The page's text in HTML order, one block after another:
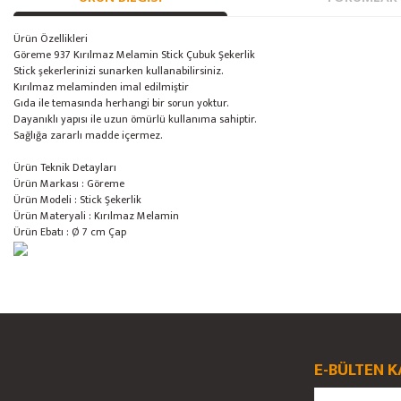
Ürün Özellikleri
Göreme 937 Kırılmaz Melamin Stick Çubuk Şekerlik
Stick şekerlerinizi sunarken kullanabilirsiniz.
Kırılmaz melaminden imal edilmiştir
Gıda ile temasında herhangi bir sorun yoktur.
Dayanıklı yapısı ile uzun ömürlü kullanıma sahiptir.
Sağlığa zararlı madde içermez.
Ürün Teknik Detayları
Ürün Markası : Göreme
Ürün Modeli : Stick Şekerlik
Ürün Materyali : Kırılmaz Melamin
Ürün Ebatı : Ø 7 cm Çap
Görüş ve önerileriniz için teşekkür ederiz.
E-BÜLTEN